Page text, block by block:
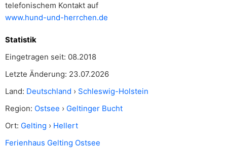
telefonischem Kontakt auf
www.hund-und-herrchen.de
Statistik
Eingetragen seit: 08.2018
Letzte Änderung: 23.07.2026
Land: Deutschland › Schleswig-Holstein
Region: Ostsee › Geltinger Bucht
Ort: Gelting › Hellert
Ferienhaus Gelting Ostsee